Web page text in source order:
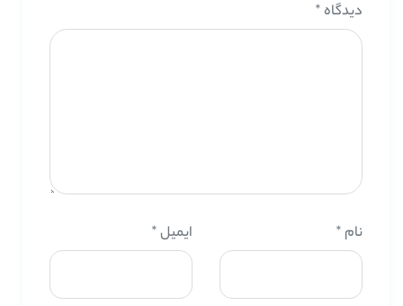
دیدگاه *
نام * ایمیل*